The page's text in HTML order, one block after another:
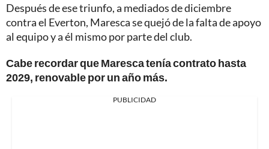
Después de ese triunfo, a mediados de diciembre
contra el Everton, Maresca se quejó de la falta de apoyo
al equipo y a él mismo por parte del club.
Cabe recordar que Maresca tenía contrato hasta
2029, renovable por un año más.
PUBLICIDAD